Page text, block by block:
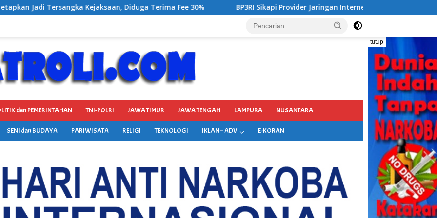
Terima Fee 30% BP3RI Sikapi Provider Jaringan Internet di Kecamatan Songgon Kabupaten Banyuwangi
tutup
dan PEMERINTAHAN TNI-POLRI JAWA TIMUR JAWA TENGAH LAMPURA NUSANTARA
SENI dan BUDAYA PARIWISATA RELIGI TEKNOLOGI IKLAN – ADV E-KORAN